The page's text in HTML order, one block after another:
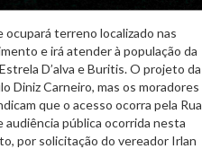
terreno localizado nas
e irá atender à população da
D’alva e Buritis. O projeto da
Diniz Carneiro, mas os moradores
que o acesso ocorra pela Rua
pública ocorrida nesta
por solicitação do vereador Irlan